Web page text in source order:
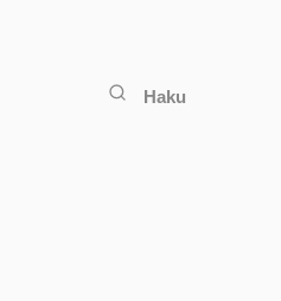
Haku